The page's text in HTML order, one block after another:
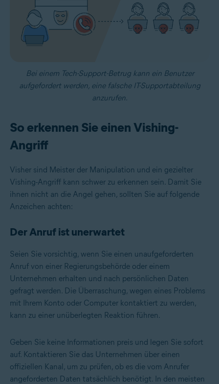
Bei einem Tech-Support-Betrug kann ein Benutzer
aufgefordert werden, eine falsche IT-Supportabteilung
anzurufen.
So erkennen Sie einen Vishing-
Angriff
Visher sind Meister der Manipulation und ein gezielter
Vishing-Angriff kann schwer zu erkennen sein. Damit Sie
ihnen nicht an die Angel gehen, sollten Sie auf folgende
Anzeichen achten:
Der Anruf ist unerwartet
Seien Sie vorsichtig, wenn Sie einen unaufgeforderten
Anruf von einer Regierungsbehörde oder einem
Unternehmen erhalten und nach persönlichen Daten
gefragt werden. Die Überraschung, wegen eines Problems
mit Ihrem Konto oder Computer kontaktiert zu werden,
kann zu einer unüberlegten Reaktion führen.
Geben Sie keine Informationen preis und legen Sie sofort
auf. Kontaktieren Sie das Unternehmen über einen
offiziellen Kanal, um zu prüfen, ob es die vom Anrufer
angeforderten Daten tatsächlich benötigt. In den meisten